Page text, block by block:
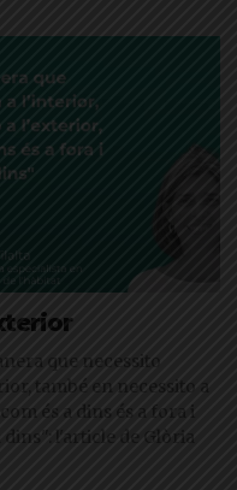
que necessito
també en necessito a
és a dins és a fora i
dins": l'article de Glòria